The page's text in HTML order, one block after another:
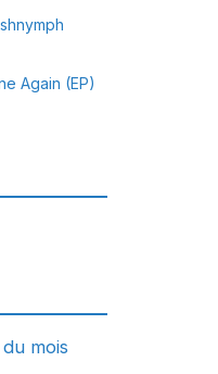
Again (EP)
mois